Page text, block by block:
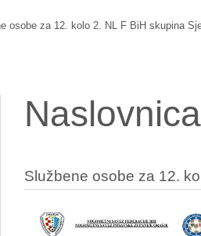
osobe za 12. kolo 2. NL F BiH skupina
Naslovnica
Službene osobe za 12.